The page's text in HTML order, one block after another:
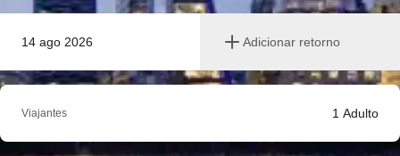
14 ago 2026 Adicionar retorno
Viajantes 1 Adulto